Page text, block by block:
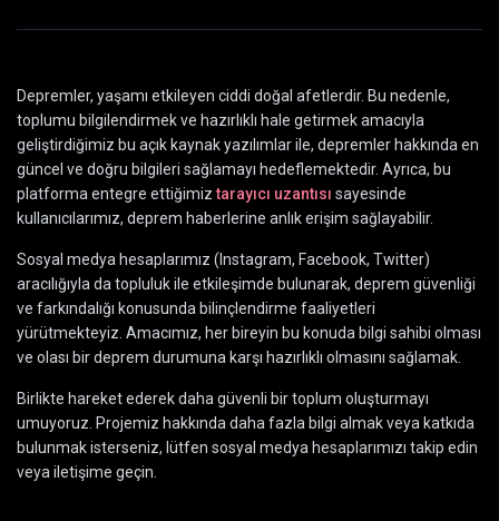
Depremler, yaşamı etkileyen ciddi doğal afetlerdir. Bu nedenle,
toplumu bilgilendirmek ve hazırlıklı hale getirmek amacıyla
geliştirdiğimiz bu açık kaynak yazılımlar ile, depremler hakkında en
güncel ve doğru bilgileri sağlamayı hedeflemektedir. Ayrıca, bu
platforma entegre ettiğimiz tarayıcı uzantısı sayesinde
kullanıcılarımız, deprem haberlerine anlık erişim sağlayabilir.
Sosyal medya hesaplarımız (Instagram, Facebook, Twitter)
aracılığıyla da topluluk ile etkileşimde bulunarak, deprem güvenliği
ve farkındalığı konusunda bilinçlendirme faaliyetleri
yürütmekteyiz. Amacımız, her bireyin bu konuda bilgi sahibi olması
ve olası bir deprem durumuna karşı hazırlıklı olmasını sağlamak.
Birlikte hareket ederek daha güvenli bir toplum oluşturmayı
umuyoruz. Projemiz hakkında daha fazla bilgi almak veya katkıda
bulunmak isterseniz, lütfen sosyal medya hesaplarımızı takip edin
veya iletişime geçin.